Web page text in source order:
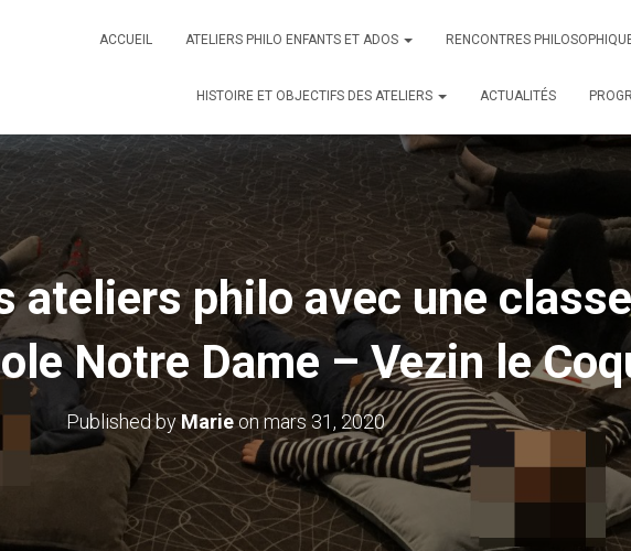
ACCUEIL ATELIERS PHILO ENFANTS ET ADOS RENCONTRES
HISTOIRE ET OBJECTIFS DES ATELIERS ACTUALITÉS
ateliers philo avec une
Notre Dame – Vezin le
Published by Marieon mars 31, 2020